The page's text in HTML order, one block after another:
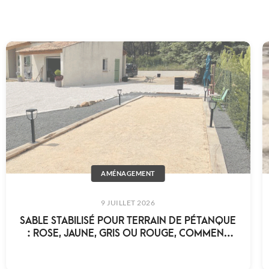
AMÉNAGEMENT
9 JUILLET 2026
SABLE STABILISÉ POUR TERRAIN DE PÉTANQUE
: ROSE, JAUNE, GRIS OU ROUGE, COMMENT